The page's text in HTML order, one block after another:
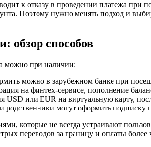
к отказу в проведении платежа
Поэтому нужно менять подход и
обзор способов
можно при наличии:
можно в зарубежном банке при
на финтех-сервисе, пополнение
USD или EUR на виртуальную карту,
родственники могут оформить
которые не всегда устраивают
переводов за границу и оплаты